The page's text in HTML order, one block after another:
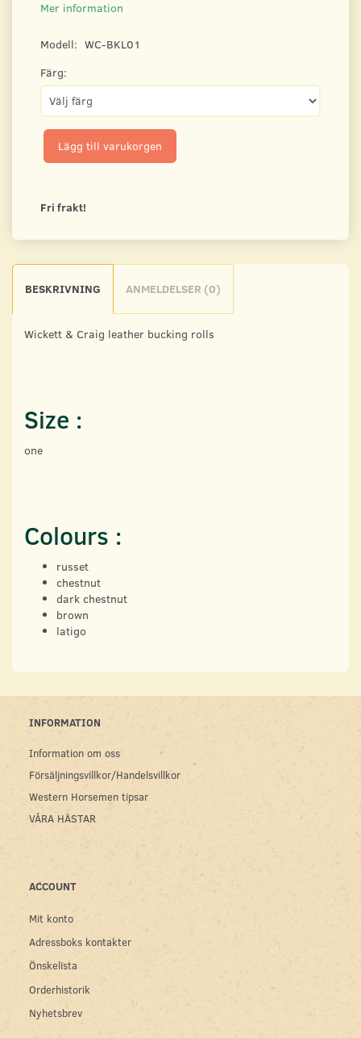
Mer information
Modell: WC-BKL01
Färg:
Lägg till varukorgen
Fri frakt!
BESKRIVNING ANMELDELSER (0)
Wickett & Craig leather bucking rolls
Size :
one
Colours :
russet
chestnut
dark chestnut
brown
latigo
INFORMATION
Information om oss
Försäljningsvillkor/Handelsvillkor
Western Horsemen tipsar
VÅRA HÄSTAR
ACCOUNT
Mit konto
Adressboks kontakter
Önskelista
Orderhistorik
Nyhetsbrev